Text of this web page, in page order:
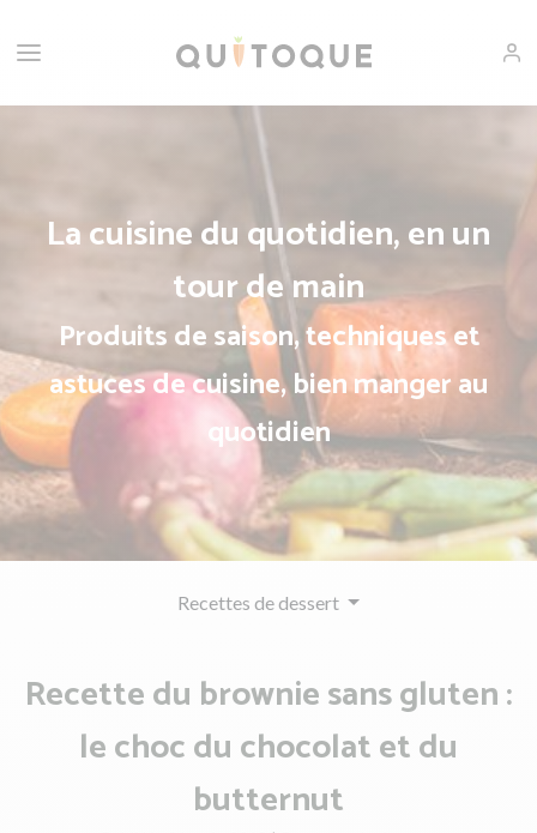
La cuisine du quotidien, en un
tour de main
Produits de saison, techniques et
astuces de cuisine, bien manger au
quotidien
Recettes de dessert
Recette du brownie sans gluten :
le choc du chocolat et du
butternut